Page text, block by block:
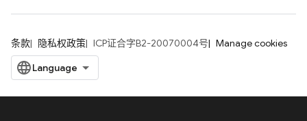
条款 隐私权政策 ICP证合字B2-20070004号 Manage cookies